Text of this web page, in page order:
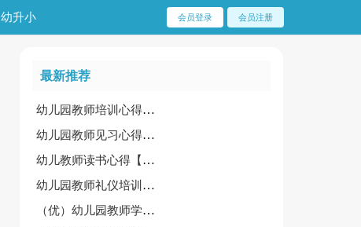
幼升小 会员登录 会员注册
最新推荐
幼儿园教师培训心得体会必备[15篇]
幼儿园教师见习心得体会
幼儿教师读书心得【精华15篇】
幼儿园教师礼仪培训心得体会(优)
（优）幼儿园教师学习心得体会15篇